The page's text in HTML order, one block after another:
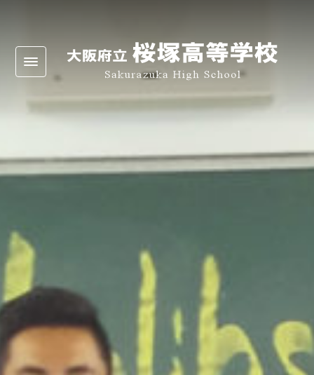
Warning: Undefined array key 0 in